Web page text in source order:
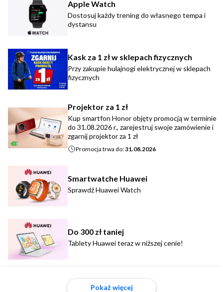
Apple Watch
Dostosuj każdy trening do własnego tempa i
dystansu
Kask za 1 zł w sklepach fizycznych
Przy zakupie hulajnogi elektrycznej w sklepach
fizycznych
Projektor za 1 zł
Kup smartfon Honor objęty promocją w terminie
do 31.08.2026 r., zarejestruj swoje zamówienie i
zgarnij projektor za 1 zł
Promocja trwa do:31.08.2026
Smartwatche Huawei
Sprawdź Huawei Watch
Do 300 zł taniej
Tablety Huawei teraz w niższej cenie!
Pokaż więcej